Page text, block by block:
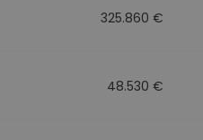
325.860 €
48.530 €